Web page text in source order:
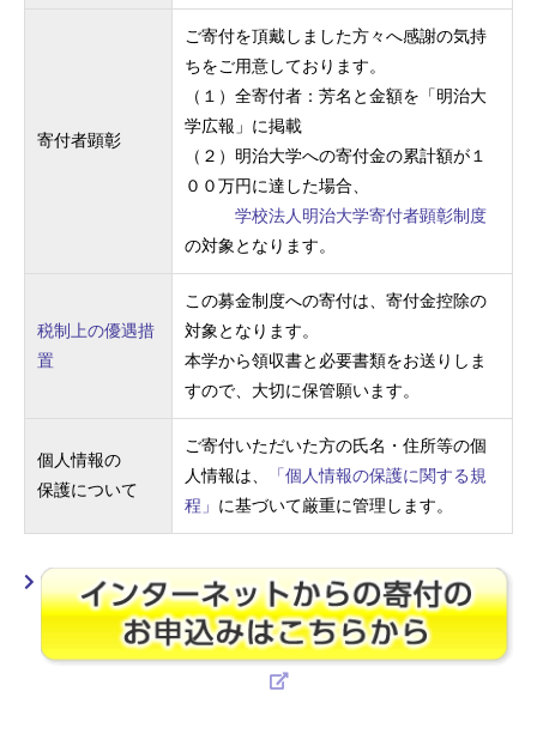
寄付者顕彰
ご寄付を頂戴しました方々へ感謝の気持
ちをご用意しております。
（１）全寄付者：芳名と金額を「明治大
学広報」に掲載
（２）明治大学への寄付金の累計額が１
００万円に達した場合、
学校法人明治大学寄付者顕彰制度
の対象となります。
税制上の優遇措
置
この募金制度への寄付は、寄付金控除の
対象となります。
本学から領収書と必要書類をお送りしま
すので、大切に保管願います。
個人情報の
保護について
ご寄付いただいた方の氏名・住所等の個
人情報は、
「個人情報の保護に関する規
程」 に基づいて厳重に管理します。